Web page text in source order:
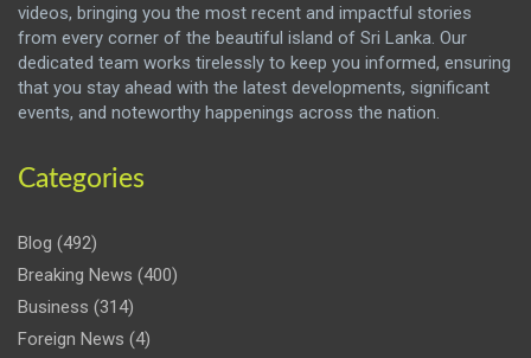
videos, bringing you the most recent and impactful stories
from every corner of the beautiful island of Sri Lanka. Our
dedicated team works tirelessly to keep you informed, ensuring
that you stay ahead with the latest developments, significant
events, and noteworthy happenings across the nation.
Categories
Blog (492)
Breaking News (400)
Business (314)
Foreign News (4)